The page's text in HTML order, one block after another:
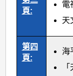
頁:
電
天
第四
頁:
海